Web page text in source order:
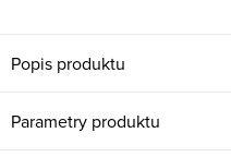
Popis produktu
Parametry produktu